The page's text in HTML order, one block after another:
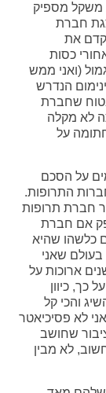
משקל מספיק
חברת
את
כסות
(ואני ממש
הנדרש
שחברת
לא מקלה
על
על הסכם
התרופות.
חברת תרופות
אם חברת
כלשהו שהיא
בעולם שאני
ארוכות על
כך, כיוון
והכי קל
אני לא פסיכיאטר
שחושב
לא מבין